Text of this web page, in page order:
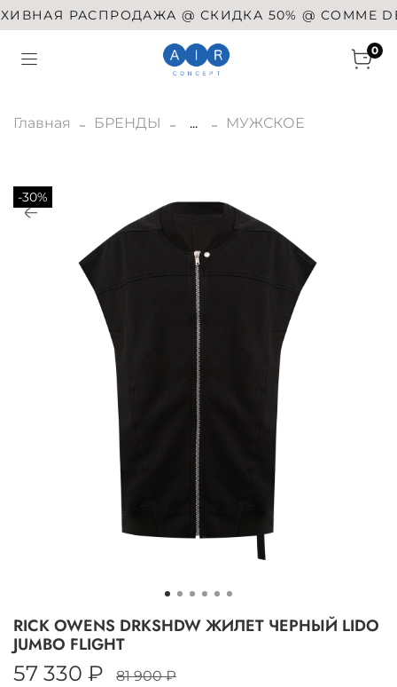
РАСПРОДАЖА @ СКИДКА 50% @ COMME DES
0
Главная БРЕНДЫ ... МУЖСКОЕ
-30%
RICK OWENS DRKSHDW ЖИЛЕТ ЧЕРНЫЙ LIDO
JUMBO FLIGHT
57 330 ₽ 81 900 ₽